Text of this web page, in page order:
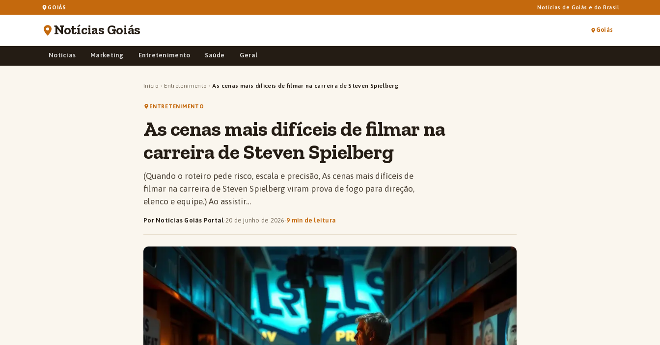
GOIÁS Notícias de Goiás e do Brasil
Notícias Goiás Goiás
Notícias Marketing Entretenimento Saúde Geral
Início › Entretenimento › As cenas mais difíceis de filmar na carreira de Steven Spielberg
ENTRETENIMENTO
As cenas mais difíceis de filmar na
carreira de Steven Spielberg
(Quando o roteiro pede risco, escala e precisão, As cenas mais difíceis de
filmar na carreira de Steven Spielberg viram prova de fogo para direção,
elenco e equipe.) Ao assistir…
Por Notícias Goiás Portal·20 de junho de 2026 ·9 min de leitura